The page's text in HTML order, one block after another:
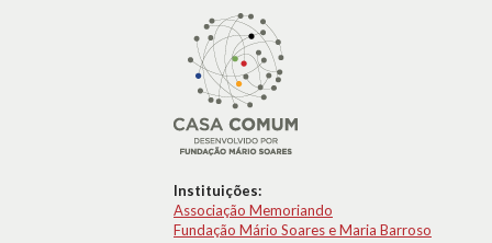
Instituições:
Associação Memoriando
Fundação Mário Soares e Maria Barroso